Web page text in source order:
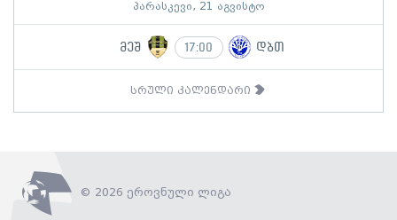
პარასკევი, 21 აგვისტო
მეშ 17:00 დბთ
სრული კალენდარი
© 2026 ეროვნული ლიგა